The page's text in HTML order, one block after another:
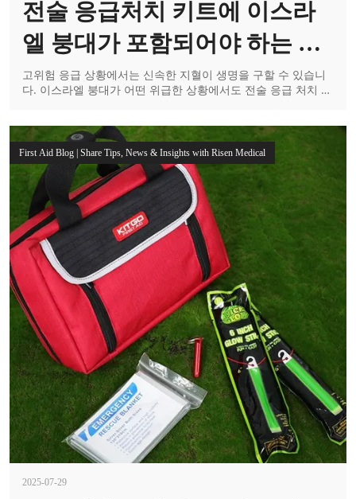
전술 응급처치 키트에 이스라
엘 붕대가 포함되어야 하는 이
유
고위험 응급 상황에서는 신속한 지혈이 생명을 구할 수 있습니
다. 이스라엘 붕대가 어떤 위급한 상황에서도 전술 응급 처치 키
First Aid Blog | Share Tips, News & Insights with Risen Medical
2025-07-29